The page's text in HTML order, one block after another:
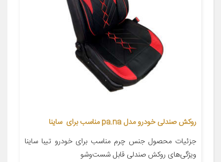
روکش صندلی خودرو مدل pa.na مناسب برای ساینا
جزئیات محصول جنس چرم مناسب برای خودرو تیبا ساینا
ویژگی‌های روکش صندلی قابل شست‌وشو